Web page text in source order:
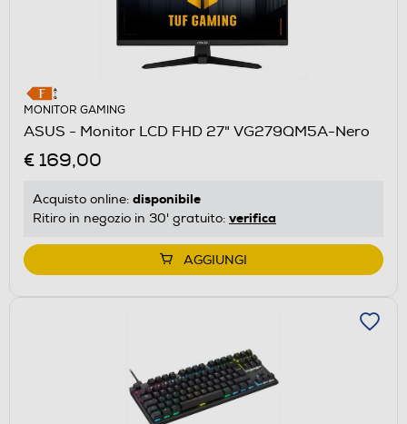
MONITOR GAMING
ASUS - Monitor LCD FHD 27" VG279QM5A-Nero
€ 169,00
Acquisto online: disponibile
Ritiro in negozio in 30' gratuito: verifica
AGGIUNGI